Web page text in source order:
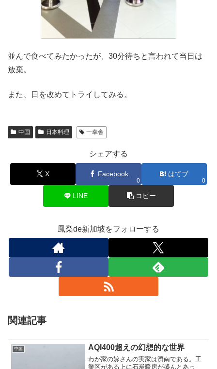
並んで食べてみたかったが、30分待ちと言われて当日は
放棄。
また、日を改めてトライしてみる。
中国 日本料理 一幸舎
シェアする
X Facebook
0
はてブ
0
LINE コピー
鳳梨de新加坡をフォローする
関連記事
中国 AQI400超えの幻想的な世界
わが家の嫁さんの実家は濟南である。工
業区がある上に石炭暖房が盛んとあっ